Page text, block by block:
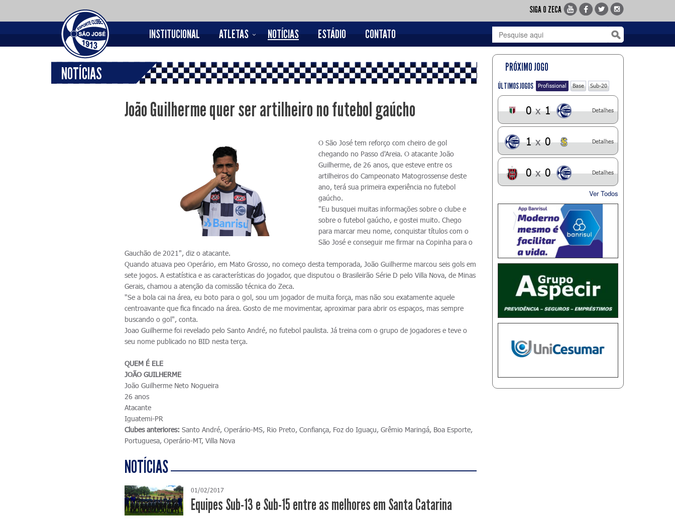
SIGA O ZECA
INSTITUCIONAL ATLETAS NOTÍCIAS ESTÁDIO CONTATO
NOTÍCIAS
João Guilherme quer ser artilheiro no futebol gaúcho
O São José tem reforço com cheiro de gol
chegando no Passo d'Areia. O atacante João
Guilherme, de 26 anos, que esteve entre os
artilheiros do Campeonato Matogrossense deste
ano, terá sua primeira experiência no futebol
gaúcho.
"Eu busquei muitas informações sobre o clube e
sobre o futebol gaúcho, e gostei muito. Chego
para marcar meu nome, conquistar títulos com o
São José e conseguir me firmar na Copinha para o
Gauchão de 2021", diz o atacante.
Quando atuava peo Operário, em Mato Grosso, no começo desta temporada, João Guilherme marcou seis gols em
sete jogos. A estatística e as características do jogador, que disputou o Brasileirão Série D pelo Villa Nova, de Minas
Gerais, chamou a atenção da comissão técnica do Zeca.
"Se a bola cai na área, eu boto para o gol, sou um jogador de muita força, mas não sou exatamente aquele
centroavante que fica fincado na área. Gosto de me movimentar, aproximar para abrir os espaços, mas sempre
buscando o gol", conta.
Joao Guilherme foi revelado pelo Santo André, no futebol paulista. Já treina com o grupo de jogadores e teve o
seu nome publicado no BID nesta terça.
QUEM É ELE
JOÃO GUILHERME
João Guilherme Neto Nogueira
26 anos
Atacante
Iguatemi-PR
Clubes anteriores: Santo André, Operário-MS, Rio Preto, Confiança, Foz do Iguaçu, Grêmio Maringá, Boa Esporte,
Portuguesa, Operário-MT, Villa Nova
NOTÍCIAS
01/02/2017
Equipes Sub-13 e Sub-15 entre as melhores em Santa Catarina
PRÓXIMO JOGO
ÚLTIMOS JOGOS Profissional Base Sub-20
0 x 1 Detalhes
1 x 0 Detalhes
0 x 0 Detalhes
Ver Todos